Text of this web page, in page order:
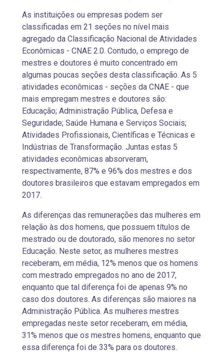
As instituições ou empresas podem ser
classificadas em 21 seções no nível mais
agregado da Classificação Nacional de Atividades
Econômicas - CNAE 2.0. Contudo, o emprego de
mestres e doutores é muito concentrado em
algumas poucas seções desta classificação. As 5
atividades econômicas - seções da CNAE - que
mais empregam mestres e doutores são:
Educação; Administração Pública, Defesa e
Seguridade; Saúde Humana e Serviços Sociais;
Atividades Profissionais, Científicas e Técnicas e
Indústrias de Transformação. Juntas estas 5
atividades econômicas absorveram,
respectivamente, 87% e 96% dos mestres e dos
doutores brasileiros que estavam empregados em
2017.
As diferenças das remunerações das mulheres em
relação às dos homens, que possuem títulos de
mestrado ou de doutorado, são menores no setor
Educação. Neste setor, as mulheres mestres
receberam, em média, 12% menos que os homens
com mestrado empregados no ano de 2017,
enquanto que tal diferença foi de apenas 9% no
caso dos doutores. As diferenças são maiores na
Administração Pública. As mulheres mestres
empregadas neste setor receberam, em média,
31% menos que os mestres homens, enquanto que
essa diferença foi de 33% para os doutores.